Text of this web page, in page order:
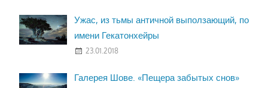
Ужас, из тьмы античной выползающий, по
имени Гекатонхейры
23.01.2018
Галерея Шове. «Пещера забытых снов»